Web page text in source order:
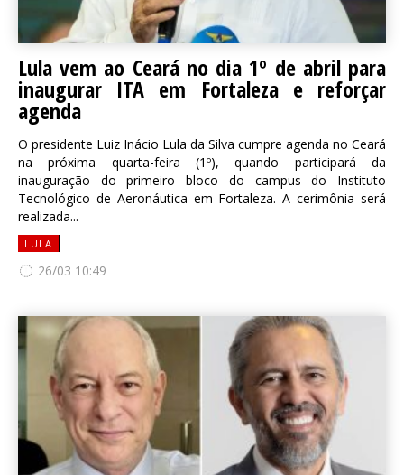
Lula vem ao Ceará no dia 1º de abril para
inaugurar ITA em Fortaleza e reforçar
agenda
O presidente Luiz Inácio Lula da Silva cumpre agenda no Ceará
na próxima quarta-feira (1º), quando participará da
inauguração do primeiro bloco do campus do Instituto
Tecnológico de Aeronáutica em Fortaleza. A cerimônia será
realizada...
LULA
26/03 10:49